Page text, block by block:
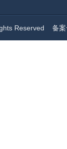
Reserved 备